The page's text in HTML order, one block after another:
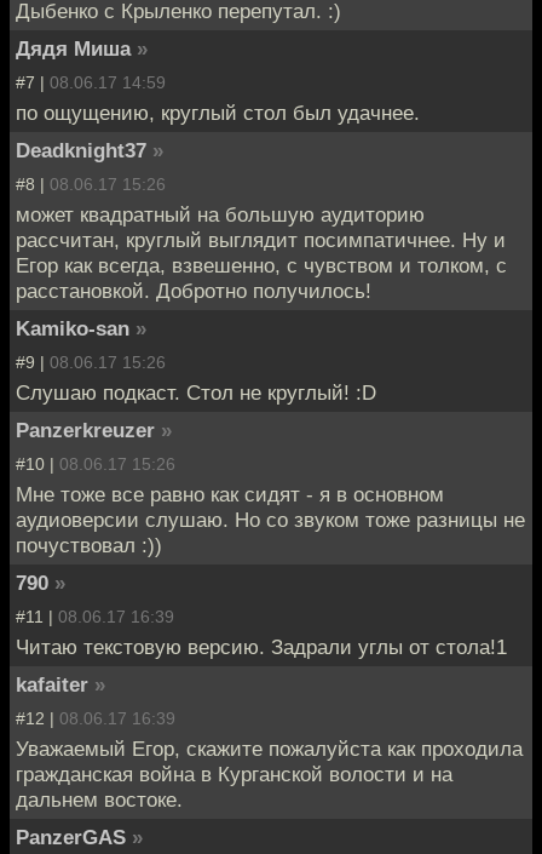
Дыбенко с Крыленко перепутал. :)
Дядя Миша »
#7 | 08.06.17 14:59
по ощущению, круглый стол был удачнее.
Deadknight37 »
#8 | 08.06.17 15:26
может квадратный на большую аудиторию
рассчитан, круглый выглядит посимпатичнее. Ну и
Егор как всегда, взвешенно, с чувством и толком, с
расстановкой. Добротно получилось!
Kamiko-san »
#9 | 08.06.17 15:26
Слушаю подкаст. Стол не круглый! :D
Panzerkreuzer »
#10 | 08.06.17 15:26
Мне тоже все равно как сидят - я в основном
аудиоверсии слушаю. Но со звуком тоже разницы не
почуствовал :))
790 »
#11 | 08.06.17 16:39
Читаю текстовую версию. Задрали углы от стола!1
kafaiter »
#12 | 08.06.17 16:39
Уважаемый Егор, скажите пожалуйста как проходила
гражданская война в Курганской волости и на
дальнем востоке.
PanzerGAS »